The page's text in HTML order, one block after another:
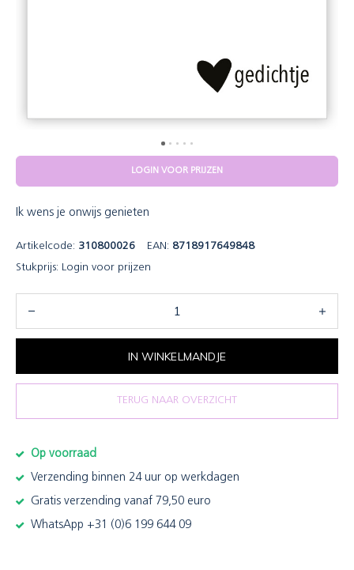
LOGIN VOOR PRIJZEN
Ik wens je onwijs genieten
Artikelcode: 310800026 EAN: 8718917649848
Stukprijs: Login voor prijzen
IN WINKELMANDJE
TERUG NAAR OVERZICHT
Op voorraad
Verzending binnen 24 uur op werkdagen
Gratis verzending vanaf 79,50 euro
WhatsApp +31 (0)6 199 644 09